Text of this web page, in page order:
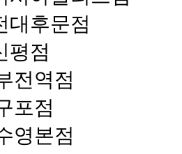
대후문점
평점
전역점
포점
영본점